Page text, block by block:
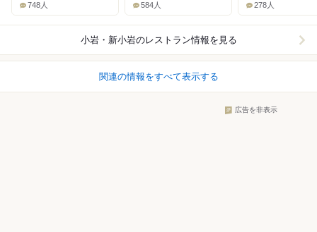
748人 584人 278人
小岩・新小岩のレストラン情報を見る
関連の情報をすべて表示する
広告を非表示